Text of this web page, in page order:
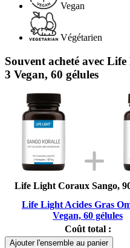
Vegan
Végétarien
Souvent acheté avec
3 Vegan, 60 gélules
Life Light Coraux Sango,
Life Light Acides Gras
Vegan, 60 gélules
Coût total :
Ajouter l'ensemble au panier